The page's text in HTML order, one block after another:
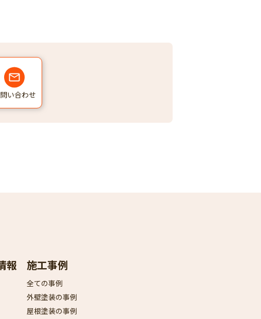
い合わせ
報 施工事例
全ての事例
外壁塗装の事例
屋根塗装の事例